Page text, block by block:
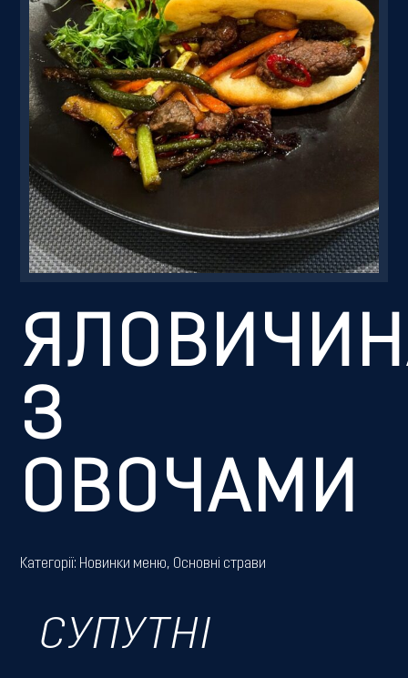
Галерея
Резервація
З
ОВОЧАМИ
Категорії: Новинки меню, Основні страви
СУПУТНІ